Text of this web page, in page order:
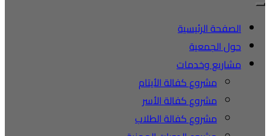
الصفحة الرئيسية
حول الجمعية
مشاريع وخدمات
مشروع كفالة الأيتام
مشروع كفالة الأسر
مشروع كفالة الطلاب